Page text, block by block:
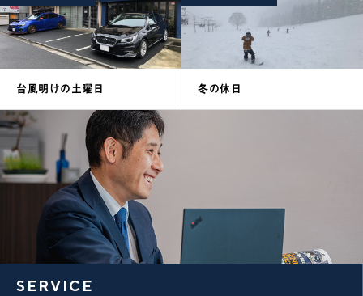
台風明けの土曜日 冬の休日
SERVICE